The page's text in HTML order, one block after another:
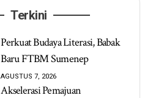
Terkini
Perkuat Budaya Literasi, Babak
Baru FTBM Sumenep
AGUSTUS 7, 2026
Akselerasi Pemajuan